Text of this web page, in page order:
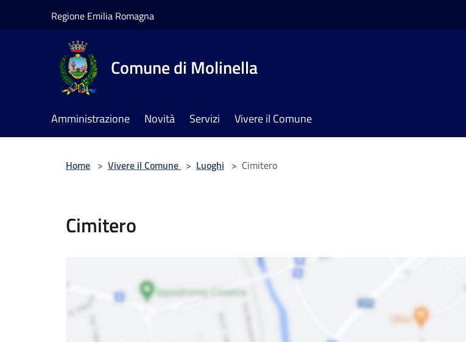
Regione Emilia Romagna
Comune di Molinella
Amministrazione Novità Servizi Vivere il Comune
Home > Vivere il Comune > Luoghi > Cimitero
Cimitero